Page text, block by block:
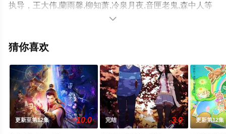
执导，王大伟,蘭雨馨,柳知萧,冷泉月夜,音匣老鬼,森中人等
明星演员精彩演绎的大陆动漫，手机免费观看高清无删减
豆瓣动漫、电视猫或剧情网等平台了解。

猜你喜欢
更新至第12集 10.0 完结 3.0 更新第12集